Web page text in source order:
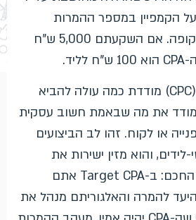
הקמפיין במספר ההמרות
שהתקבלו באותה תקופה. אם השקעתם 5,000 ש"ח
בעוד שעלות לקליק (CPC) מודדת כמה עולה להביא
גולש לאתר, ה-CPA מודד את מה שבאמת חשוב עסקית
או לקוח. זהו לב הביצועים
והוא מזין ישירות את
אסטרטגיות הבידינג החכם: ב-Target CPA אתם
להמרה והאלגוריתם מנהל את